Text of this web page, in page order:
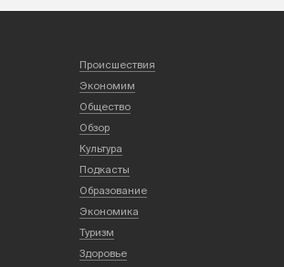
Происшествия
Экономим
Общество
Обзор
Культура
Подкасты
Образование
Экономика
Туризм
Здоровье